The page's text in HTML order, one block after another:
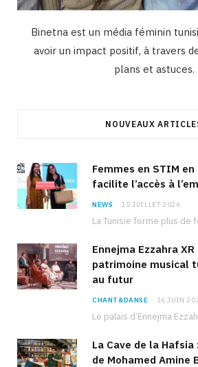
Binetna est un média féminin
avoir un impact positif, à travers
plans et astuces.
NOUVEAUX
Femmes en STIM en
facilite l’accès à
NEWS 15 JUILLET 2026
Ennejma Ezzahra XR
patrimoine musical
au futur
CHANT&DANSE 16 JUIN
La Cave de la
de Mohamed Amine